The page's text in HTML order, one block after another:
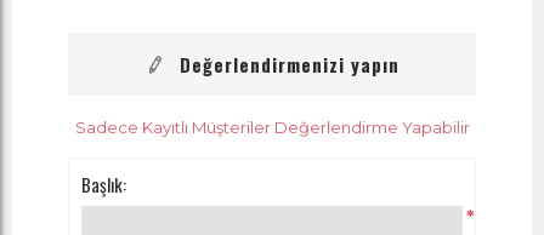
Değerlendirmenizi yapın
Sadece Kayıtlı Müşteriler Değerlendirme Yapabilir
Başlık:
*